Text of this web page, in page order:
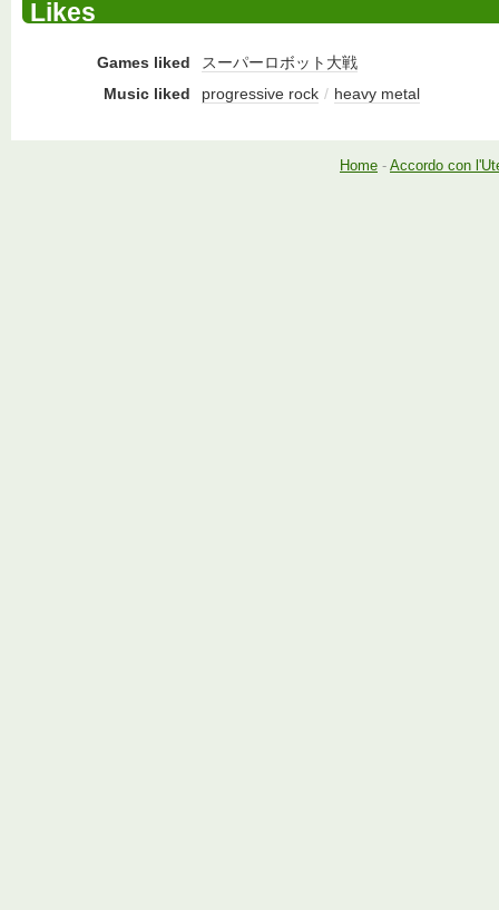
Likes
Games liked
スーパーロボット大戦
Music liked
progressive rock / heavy metal
Home - Accordo con